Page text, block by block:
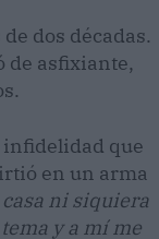
dos décadas.
de asfixiante,
infidelidad que
en un arma
ni siquiera
y a mí me